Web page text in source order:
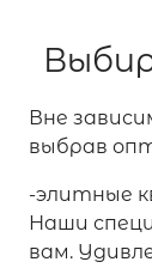
Вне
выбрав
-элитные
Наши
вам.